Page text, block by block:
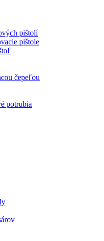
pištolí
pištole
čepeľou
potrubia